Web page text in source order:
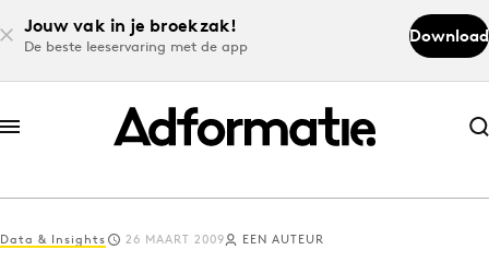
Jouw vak in je broekzak!
De beste leeservaring met de app
Download
Abonneer nu
Abonneer nu
Log in
Data & Insights 26 MAART 2009 EEN AUTEUR